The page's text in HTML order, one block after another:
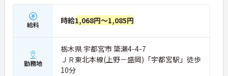
給料 時給1,068円～1,085円
勤務地
栃木県 宇都宮市 簗瀬4-4-7
ＪＲ東北本線(上野－盛岡)「宇都宮駅」徒歩
10分